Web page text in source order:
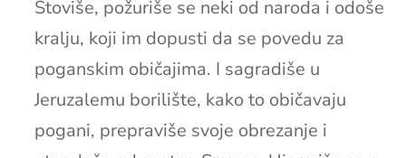
Štoviše, požuriše se neki od naroda i odoše
kralju, koji im dopusti da se povedu za
poganskim običajima. I sagradiše u
Jeruzalemu borilište, kako to običavaju
pogani, prepraviše svoje obrezanje i